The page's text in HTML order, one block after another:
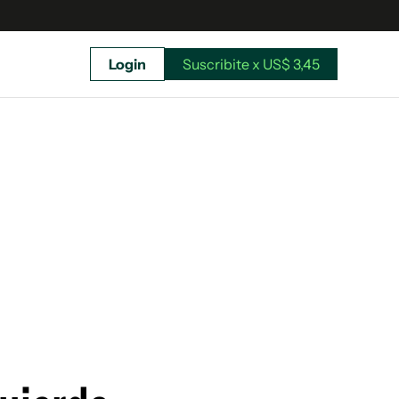
Login Suscribite x US$ 3,45